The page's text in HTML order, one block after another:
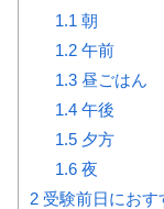
1.1 朝
1.2午前
1.3昼ごはん
1.4午後
1.5夕方
1.6夜
2 受験前日におす